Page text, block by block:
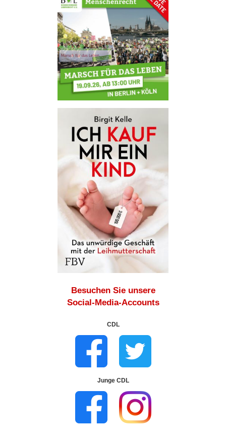
Besuchen Sie unsere
Social-Media-Accounts
CDL
Junge CDL